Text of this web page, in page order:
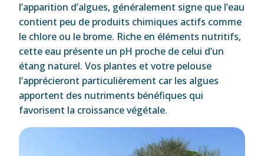
l’apparition d’algues, généralement signe que l’eau
contient peu de produits chimiques actifs comme
le chlore ou le brome. Riche en éléments nutritifs,
cette eau présente un pH proche de celui d’un
étang naturel. Vos plantes et votre pelouse
l’apprécieront particulièrement car les algues
apportent des nutriments bénéfiques qui
favorisent la croissance végétale.